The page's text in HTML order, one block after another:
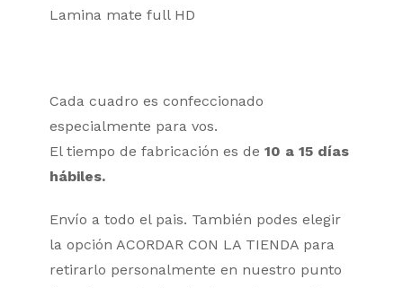
Lamina mate full HD
Cada cuadro es confeccionado
especialmente para vos.
El tiempo de fabricación es de 10 a 15 días
hábiles.
Envío a todo el pais. También podes elegir
la opción ACORDAR CON LA TIENDA para
retirarlo personalmente en nuestro punto